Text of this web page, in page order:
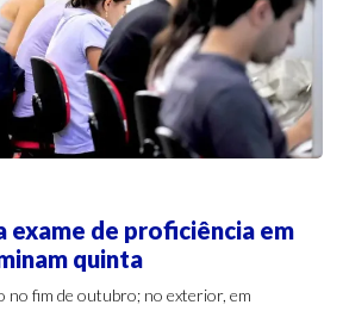
exame de proficiência em
quinta
no fim de outubro; no exterior, em